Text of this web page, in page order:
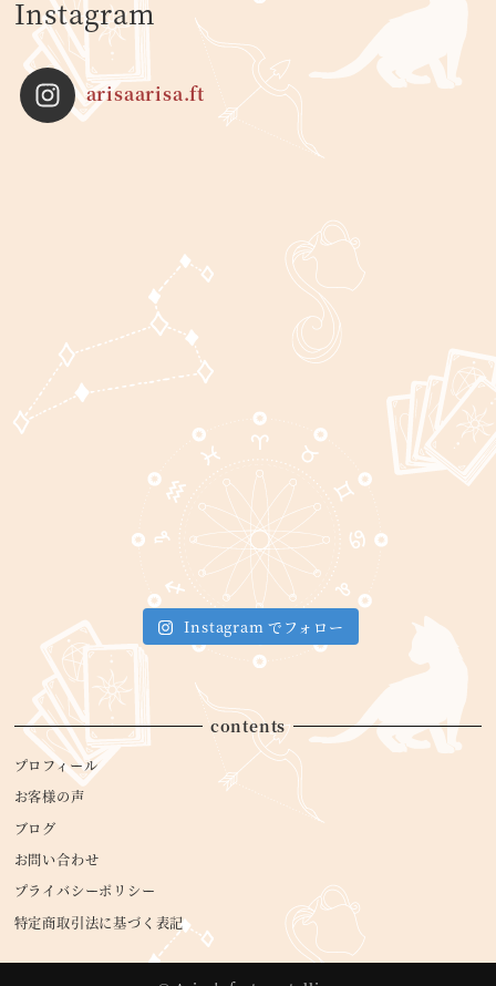
Instagram
arisaarisa.ft
Instagram でフォロー
contents
プロフィール
お客様の声
ブログ
お問い合わせ
プライバシーポリシー
特定商取引法に基づく表記